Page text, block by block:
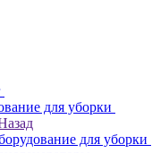
для уборки
для уборки